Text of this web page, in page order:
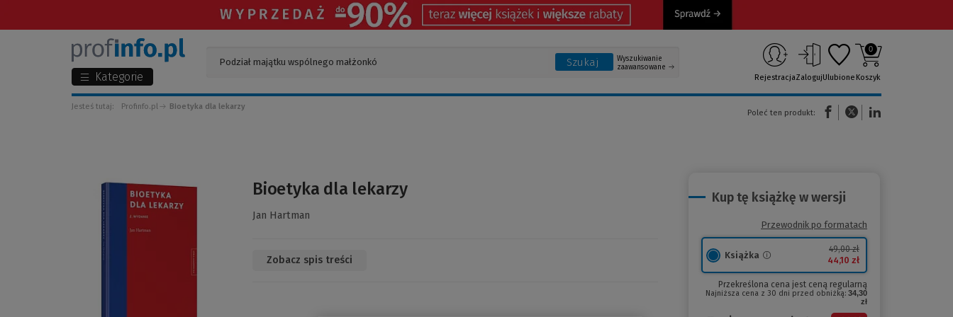
Kategorie
Szukaj
Wyszukiwanie
zaawansowane
RejestracjaZalogujUlubione
0
Koszyk
Jesteś tutaj: Profinfo.pl Bioetyka dla lekarzy
Poleć ten produkt:
(Nowe okno)(Link do innej strony)
Bioetyka dla lekarzy
Jan Hartman
Zobacz spis treści
Kup tę książkę w wersji
Przewodnik po formatach
Książka
49,00 zł
44,10 zł
Przekreślona cena jest ceną regularną
Najniższa cena z 30 dni przed obniżką: 34,30
zł